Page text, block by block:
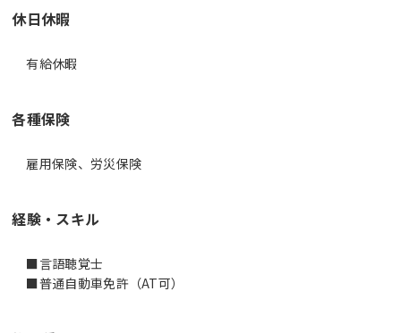
休日休暇
有給休暇
各種保険
雇用保険、労災保険
経験・スキル
■言語聴覚士